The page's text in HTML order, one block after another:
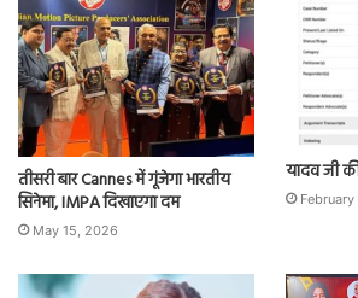
तीसरी बार Cannes में गूंजेगा भारतीय
सिनेमा, IMPA दिखाएगा दम
May 15, 2026
यादव जी